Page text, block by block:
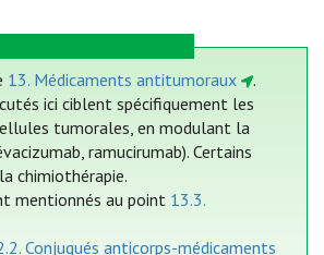
13. Médicaments antitumoraux
.
ici ciblent spécifiquement les
tumorales, en modulant la
ramucirumab). Certains
chimiothérapie.
mentionnés au point 13.3.
Conjugués anticorps-médicaments